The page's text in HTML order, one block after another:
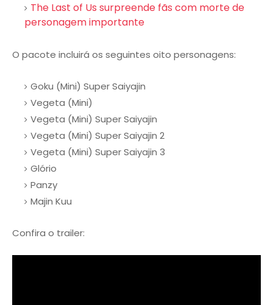
The Last of Us surpreende fãs com morte de
personagem importante
O pacote incluirá os seguintes oito personagens:
Goku (Mini) Super Saiyajin
Vegeta (Mini)
Vegeta (Mini) Super Saiyajin
Vegeta (Mini) Super Saiyajin 2
Vegeta (Mini) Super Saiyajin 3
Glório
Panzy
Majin Kuu
Confira o trailer: